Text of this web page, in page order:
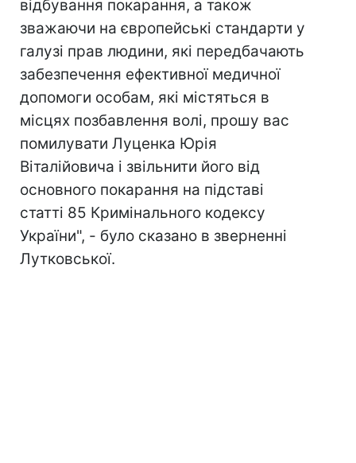
відбування покарання, а також
зважаючи на європейські стандарти у
галузі прав людини, які передбачають
забезпечення ефективної медичної
допомоги особам, які містяться в
місцях позбавлення волі, прошу вас
помилувати Луценка Юрія
Віталійовича і звільнити його від
основного покарання на підставі
статті 85 Кримінального кодексу
України", - було сказано в зверненні
Лутковської.